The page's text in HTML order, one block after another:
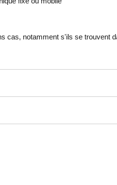
notamment s'ils se trouvent